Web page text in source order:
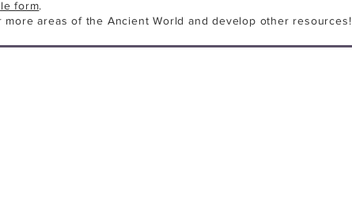
form.
areas of the Ancient World and develop other resources!